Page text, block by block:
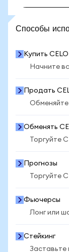
Способы
Купить CELO
Начните
Продать
Обменяйте
Обменять
Торгуйте
Прогнозы
Торгуйте
Фьючерсы
Лонг или
Стейкинг
Заставьте